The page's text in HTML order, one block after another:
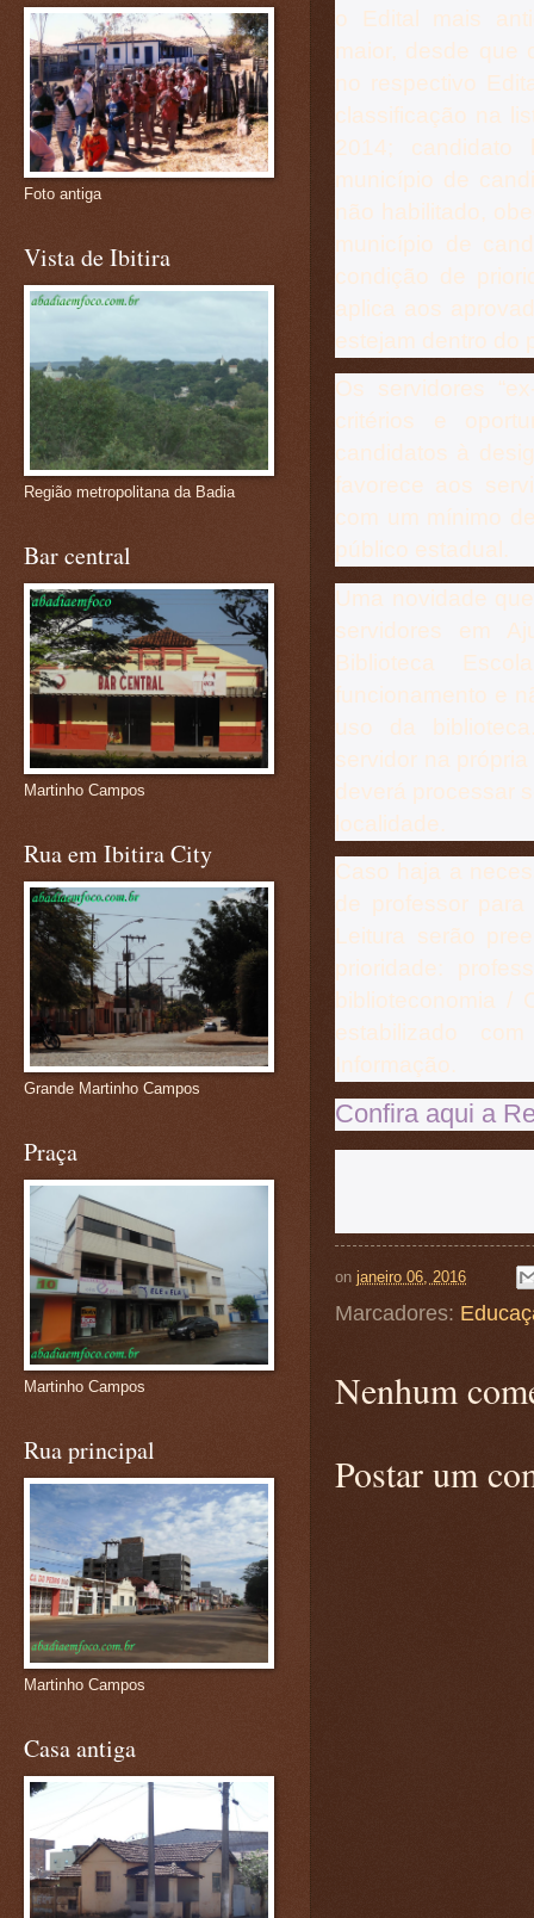
o Edital mais
maior, desde que
no respectivo
classificação na
2014;
município de
não habilitado,
município de
condição de
aplica aos
estejam dentro do
Os servidores
critérios e
candidatos à
favorece aos
com um mínimo
público estadual.
Uma novidade
servidores em
Biblioteca
funcionamento e
uso da
servidor na
deverá processar
localidade.
Caso haja a
de professor
Leitura serão
prioridade:
biblioteconomia /
estabilizado
Informação.
Confira aqui a
on janeiro 06, 2016
Marcadores:
Nenhum
Postar um
Foto antiga
Vista de Ibitira
Região metropolitana da Badia
Bar central
Martinho Campos
Rua em Ibitira City
Grande Martinho Campos
Praça
Martinho Campos
Rua principal
Martinho Campos
Casa antiga